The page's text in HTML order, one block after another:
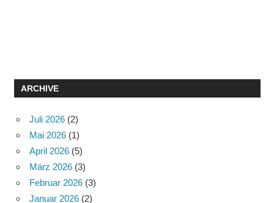
ARCHIVE
Juli 2026 (2)
Mai 2026 (1)
April 2026 (5)
März 2026 (3)
Februar 2026 (3)
Januar 2026 (2)